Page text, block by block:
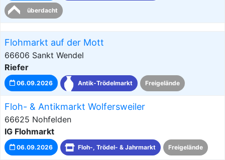
überdacht
Flohmarkt auf der Mott
66606 Sankt Wendel
Riefer
06.09.2026 Antik-Trödelmarkt Freigelände
Floh- & Antikmarkt Wolfersweiler
66625 Nohfelden
IG Flohmarkt
06.09.2026 Floh-, Trödel- & Jahrmarkt Freigelände